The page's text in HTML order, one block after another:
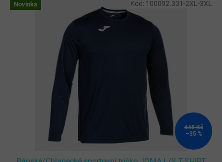
Novinka
448 Kč
–35 %
Kód: 100092.331-2XL-3XL